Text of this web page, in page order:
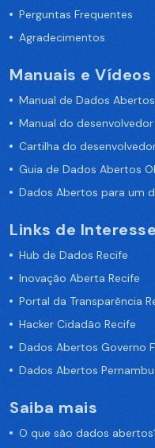
Perguntas Frequentes
Agradecimentos
Manuais e Vídeos
Manual de Dados
Manual do
Cartilha do
Guia de Dados Abertos
Dados Abertos para um
Links de Interesse
Hub de Dados Recife
Inovação Aberta Recife
Portal da Transparência
Hacker Cidadão Recife
Dados Abertos Governo
Dados Abertos
Saiba mais
O que são dados